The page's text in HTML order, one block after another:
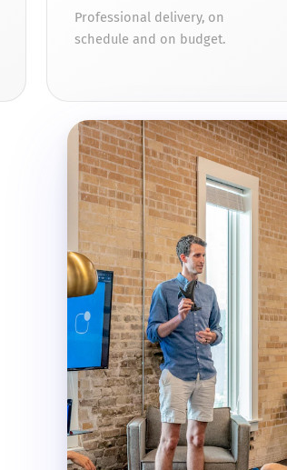
Professional delivery, on
schedule and on budget.